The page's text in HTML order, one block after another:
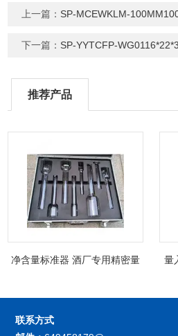
上一篇： SP-MCEWKLM-
下一篇： SP-YYTCFP-WG0116*22*3CM
推荐产品
净含量标准器 酒厂专用精密量
量
联系方式